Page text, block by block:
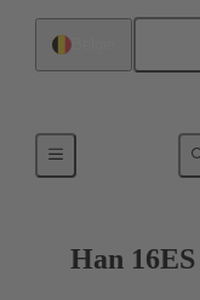
Stromen tot 16
Han